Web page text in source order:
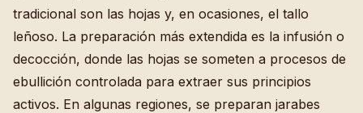
tradicional son las hojas y, en ocasiones, el tallo
leñoso. La preparación más extendida es la infusión o
decocción, donde las hojas se someten a procesos de
ebullición controlada para extraer sus principios
activos. En algunas regiones, se preparan jarabes